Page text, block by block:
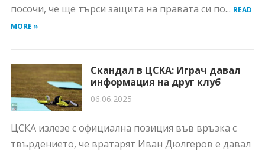
посочи, че ще търси защита на правата си по... READ
MORE »
Скандал в ЦСКА: Играч давал
информация на друг клуб
06.06.2025
ЦСКА излезе с официална позиция във връзка с
твърдението, че вратарят Иван Дюлгеров е давал